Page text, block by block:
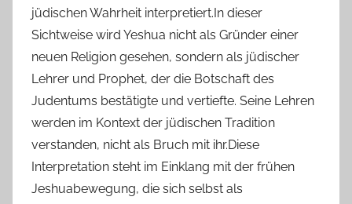
jüdischen Wahrheit interpretiert.In dieser
Sichtweise wird Yeshua nicht als Gründer einer
neuen Religion gesehen, sondern als jüdischer
Lehrer und Prophet, der die Botschaft des
Judentums bestätigte und vertiefte. Seine Lehren
werden im Kontext der jüdischen Tradition
verstanden, nicht als Bruch mit ihr.Diese
Interpretation steht im Einklang mit der frühen
Jeshuabewegung, die sich selbst als